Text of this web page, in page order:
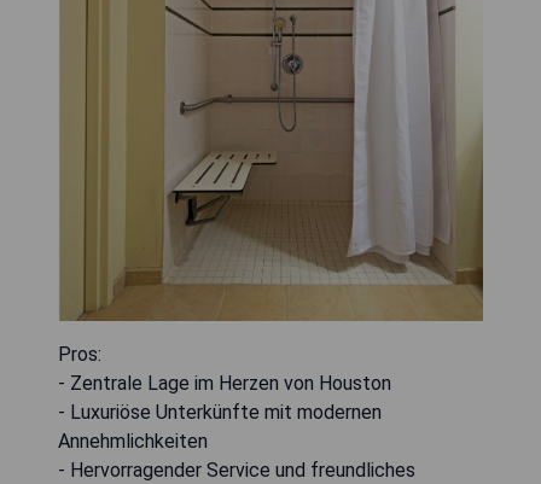
Pros:
- Zentrale Lage im Herzen von Houston
- Luxuriöse Unterkünfte mit modernen
Annehmlichkeiten
- Hervorragender Service und freundliches